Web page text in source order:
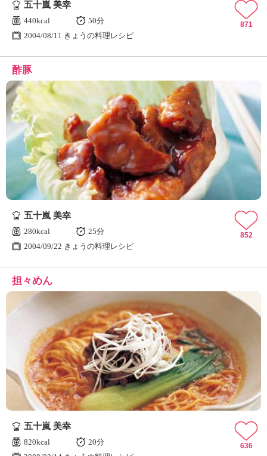
五十嵐 美幸
440kcal
50分
2004/08/11 きょうの料理レシピ
871
酢豚
五十嵐 美幸
280kcal
25分
2004/09/22 きょうの料理レシピ
852
担々めん
五十嵐 美幸
820kcal
20分
636